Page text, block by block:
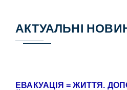
АКТУАЛЬНІ
ЕВАКУАЦІЯ = ЖИТТЯ.